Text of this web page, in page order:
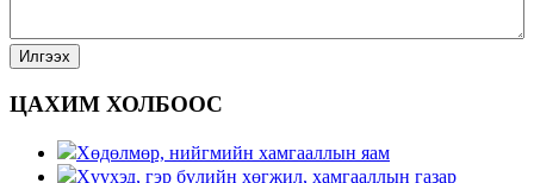
ЦАХИМ ХОЛБООС
Хөдөлмөр, нийгмийн хамгааллын яам
Хүүхэд, гэр бүлийн хөгжил, хамгааллын газар